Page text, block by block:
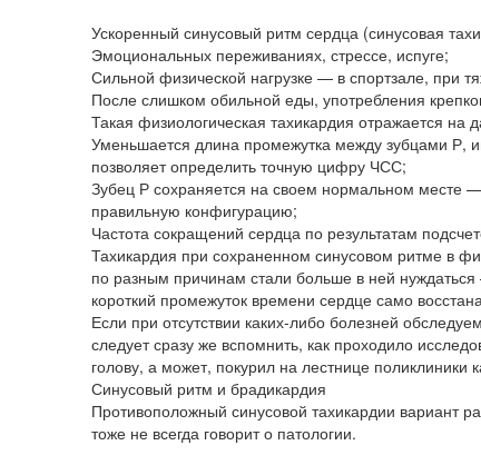
Ускоренный синусовый ритм сердца (синусовая
Эмоциональных переживаниях, стрессе, испуге;
Сильной физической нагрузке — в спортзале, при
После слишком обильной еды, употребления
Такая физиологическая тахикардия отражается на
Уменьшается длина промежутка между зубцами Р,
позволяет определить точную цифру ЧСС;
Зубец Р сохраняется на своем нормальном месте
правильную конфигурацию;
Частота сокращений сердца по результатам
Тахикардия при сохраненном синусовом ритме в
по разным причинам стали больше в ней
короткий промежуток времени сердце само
Если при отсутствии каких-либо болезней
следует сразу же вспомнить, как проходило
голову, а может, покурил на лестнице поликлиники
Синусовый ритм и брадикардия
Противоположный синусовой тахикардии вариант
тоже не всегда говорит о патологии.